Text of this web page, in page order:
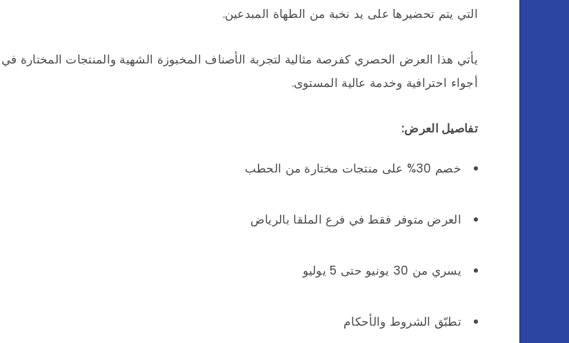
التي يتم تحضيرها على يد نخبة من الطهاة المبدعين.
يأتي هذا العرض الحصري كفرصة مثالية لتجربة الأصناف المخبوزة الشهية والمنتجات المختارة في
أجواء احترافية وخدمة عالية المستوى.
تفاصيل العرض:
خصم 30% على منتجات مختارة من الحطب
العرض متوفر فقط في فرع الملقا بالرياض
يسري من 30 يونيو حتى 5 يوليو
تطبّق الشروط والأحكام